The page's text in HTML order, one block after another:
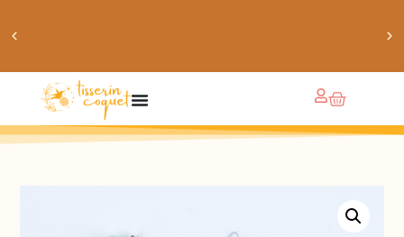
obtiens 20% de réduction sur ton prochain achat de